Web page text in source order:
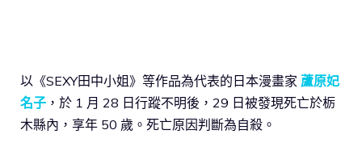
以《SEXY田中小姐》等作品為代表的日本漫畫家 蘆原妃
名子 ，於 1 月 28 日行蹤不明後，29 日被發現死亡於栃
木縣內，享年 50 歲。死亡原因判斷為自殺。